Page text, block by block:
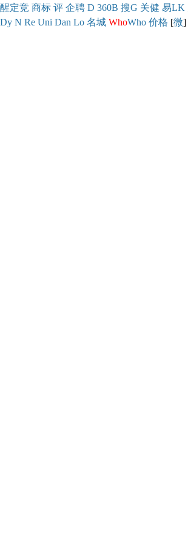
醒定竞 商标 评 企聘 D 360B 搜G 关健 易LK
Dy N Re Uni Dan Lo 名城 WhoWho 价格 [微]